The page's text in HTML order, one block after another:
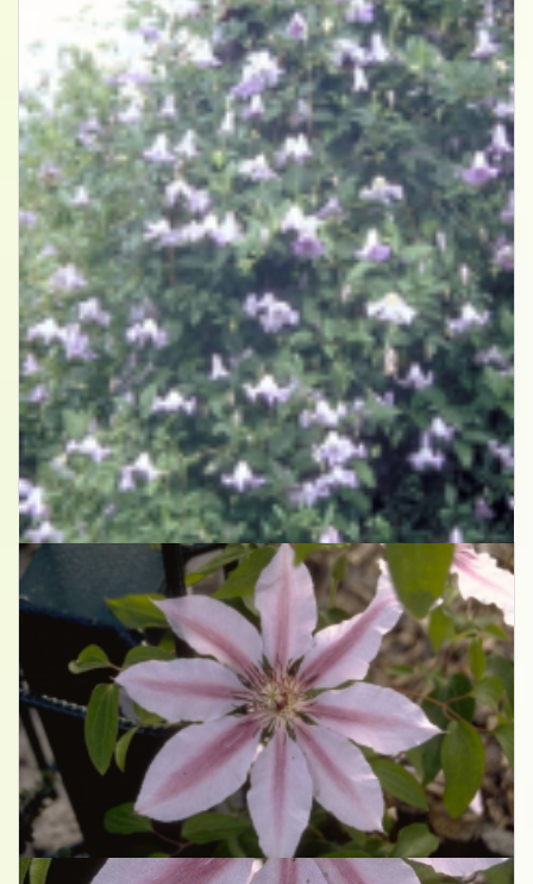
Clematis
Clematis 'Blue Boy'